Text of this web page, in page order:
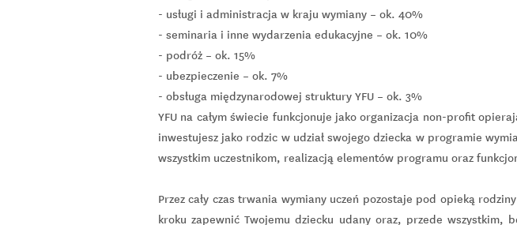
- usługi i administracja w kraju wymiany – ok. 40%
- seminaria i inne wydarzenia edukacyjne – ok. 10%
- podróż – ok. 15%
- ubezpieczenie – ok. 7%
- obsługa międzynarodowej struktury YFU – ok. 3%
YFU na całym świecie funkcjonuje jako organizacja non-profit
inwestujesz jako rodzic w udział swojego dziecka w programie
wszystkim uczestnikom, realizacją elementów programu oraz
Przez cały czas trwania wymiany uczeń pozostaje pod opieką
kroku zapewnić Twojemu dziecku udany oraz, przede wszystkim,